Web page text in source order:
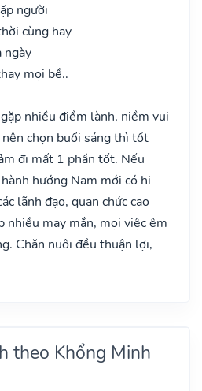
người
cùng hay
ngày
mọi bề..
nhiều điềm lành, niềm vui
chọn buổi sáng thì tốt
đi mất 1 phần tốt. Nếu
hướng Nam mới có hi
lãnh đạo, quan chức cao
nhiều may mắn, mọi việc êm
Chăn nuôi đều thuận lợi,
theo Khổng Minh